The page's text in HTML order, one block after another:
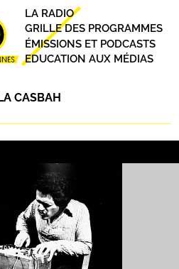
CASBAH
Principal
LA RADIO
GRILLE DES PROGRAMMES
ÉMISSIONS ET PODCASTS
EDUCATION AUX MÉDIAS